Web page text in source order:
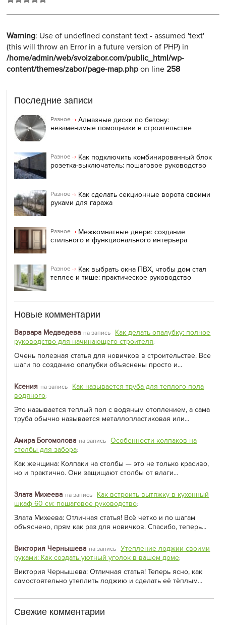
Warning: Use of undefined constant text - assumed 'text'
(this will throw an Error in a future version of PHP) in
/home/admin/web/svoizabor.com/public_html/wp-
content/themes/zabor/page-map.php on line258
Последние записи
Разное
Алмазные диски по бетону:
незаменимые помощники в строительстве
Разное
Как подключить комбинированный блок
розетка-выключатель: пошаговое руководство
Разное
Как сделать секционные ворота своими
руками для гаража
Разное
Межкомнатные двери: создание
стильного и функционального интерьера
Разное
Как выбрать окна ПВХ, чтобы дом стал
теплее и тише: практическое руководство
Новые комментарии
Варвара Медведева на запись
Как делать опалубку: полное
руководство для начинающего строителя:
Очень полезная статья для новичков в строительстве. Все
шаги по созданию опалубки объяснены просто и...
Ксения на запись
Как называется труба для теплого пола
водяного:
Это называется теплый пол с водяным отоплением, а сама
труба обычно называется металлопластиковая или...
Амира Богомолова на запись
Особенности колпаков на
столбы для забора:
Как женщина: Колпаки на столбы — это не только красиво,
но и практично. Они защищают столбы от влаги...
Злата Михеева на запись
Как встроить вытяжку в кухонный
шкаф 60 см: пошаговое руководство:
Злата Михеева: Отличная статья! Всё четко и по шагам
объяснено, прям как раз для новичков. Спасибо, теперь...
Виктория Чернышева на запись
Утепление лоджии своими
руками: Как создать уютный уголок в вашем доме:
Виктория Чернышева: Отличная статья! Теперь ясно, как
самостоятельно утеплить лоджию и сделать её тёплым...
Свежие комментарии